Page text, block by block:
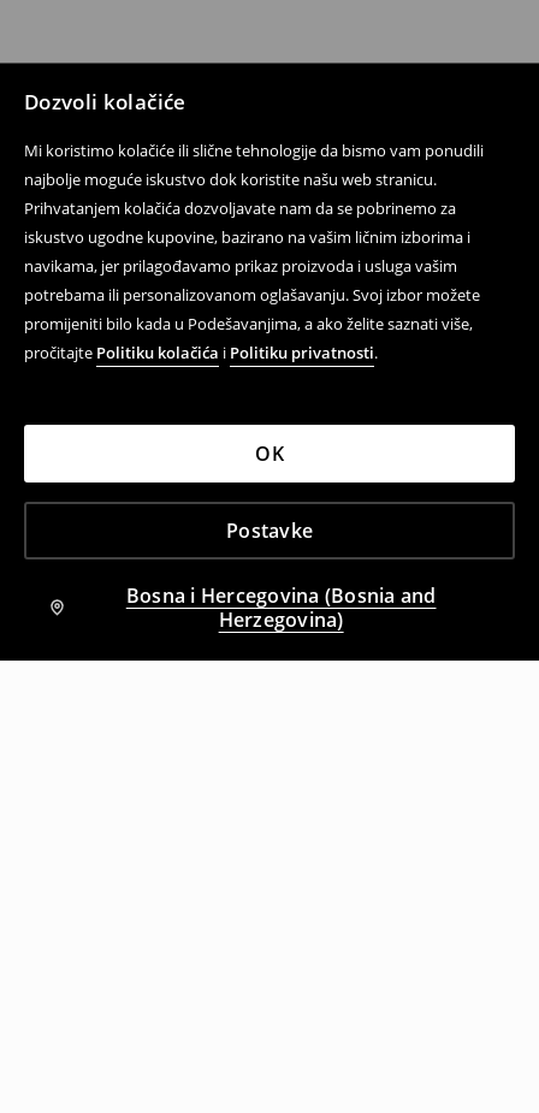
Dozvoli kolačiće
Mi koristimo kolačiće ili slične tehnologije da bismo vam ponudili
najbolje moguće iskustvo dok koristite našu web stranicu.
Prihvatanjem kolačića dozvoljavate nam da se pobrinemo za
iskustvo ugodne kupovine, bazirano na vašim ličnim izborima i
navikama, jer prilagođavamo prikaz proizvoda i usluga vašim
potrebama ili personalizovanom oglašavanju. Svoj izbor možete
promijeniti bilo kada u Podešavanjima, a ako želite saznati više,
pročitajte Politiku kolačića i Politiku privatnosti.
Postavke
OK
Bosna i Hercegovina (Bosnia and
Herzegovina)